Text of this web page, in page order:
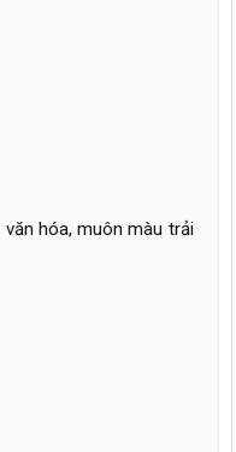
hóa, muôn màu trải